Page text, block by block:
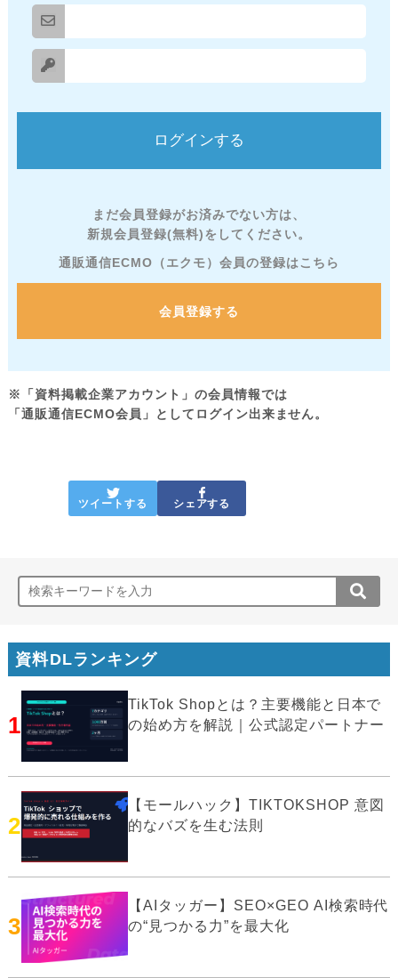
まだ会員登録がお済みでない方は、
新規会員登録(無料)をしてください。
通販通信ECMO（エクモ）会員の登録はこちら
会員登録する
※「資料掲載企業アカウント」の会員情報では
「通販通信ECMO会員」としてログイン出来ません。
ツイートする シェアする
資料DLランキング
1
TikTok Shopとは？主要機能と日本で
の始め方を解説｜公式認定パートナー
2
【モールハック】TIKTOKSHOP 意図
的なバズを生む法則
3
【AIタッガー】SEO×GEO AI検索時代
の“見つかる力”を最大化